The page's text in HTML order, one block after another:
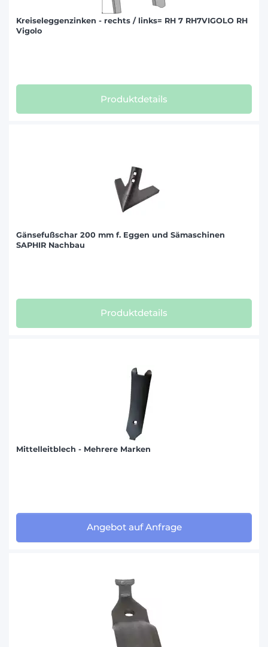
Kreiseleggenzinken - rechts / links= RH 7 RH7VIGOLO RH
Vigolo
Produktdetails
Gänsefußschar 200 mm f. Eggen und Sämaschinen
SAPHIR Nachbau
Produktdetails
Mittelleitblech - Mehrere Marken
Angebot auf Anfrage